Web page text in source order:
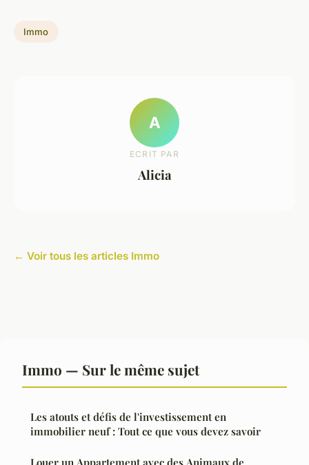
Immo
A
ECRIT PAR
Alicia
← Voir tous les articles Immo
Immo — Sur le même sujet
Les atouts et défis de l'investissement en
immobilier neuf : Tout ce que vous devez savoir